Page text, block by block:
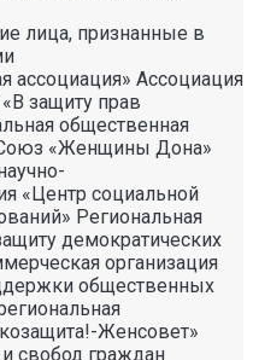
лица, признанные в
Нижегородская региональная общественная организация «Экологический центр «Дронт» ФОНД НЕКОММЕРЧЕСКИХ ПРОГРАММ ДМИТРИЯ ЗИМИНА «ДИНАСТИЯ» НЕКОММЕРЧЕСКАЯ ОРГАНИЗАЦИЯ НАУЧНЫЙ ФОНД ТЕОРЕТИЧЕСКИХ И ПРИКЛАДНЫХ ИССЛЕДОВАНИЙ «ЛИБЕРАЛЬНАЯ МИССИЯ» Территориальное объединение работодателей «Ефремовский районный союз промышленников и предпринимателей» Региональная общественная организация «Центр независимых исследователей Республики Алтай» ФОНД "СИБИРСКИЙ ЦЕНТР ПОДДЕРЖКИ ОБЩЕСТВЕННЫХ ИНИЦИАТИВ" РЕСПУБЛИКАНСКАЯ МОЛОДЕЖНАЯ ОБЩЕСТВЕННАЯ ОРГАНИЗАЦИЯ «НУОРИ КАРЬЯЛА» («МОЛОДАЯ КАРЕЛИЯ) МЕЖРЕГИОНАЛЬНЫЙ ОБЩЕСТВЕННЫЙ ФОНД МИРА НА ЮГЕ И СЕВЕРНОМ КАВКАЗЕ Автономная некоммерческая организация «Центр независимых социологических исследований» Автономная некоммерческая организация «Центр информации «ФРИИНФОРМ» Региональная общественная организация содействия охране репродуктивного здоровья граждан «Народонаселение и Развитие» Алтайская краевая общественная организация «Геблеровское экологическое общество» АССОЦИАЦИЯ «СОДЕЙСТВИЕ В ПРАВОВОЙ ЗАЩИТЕ НАСЕЛЕНИЯ «ПРАВОВАЯ ОСНОВА» Межрегиональная общественная организация «Северная природоохранная коалиция» КОМИ РЕГИОНАЛЬНАЯ ОБЩЕСТВЕННАЯ ОРГАНИЗАЦИЯ «КОМИССИЯ ПО ЗАЩИТЕ ПРАВ ЧЕЛОВЕКА «МЕМОРИАЛ» Алтайский краевой эколого- культурный общественный фонд «Алтай-21век» МЕЖРЕГИОНАЛЬНЫЙ ОБЩЕСТВЕННЫЙ ФОНД СОДЕЙСТВИЯ РАЗВИТИЮ ГРАЖДАНСКОГО ОБЩЕСТВА «ГОЛОС – УРАЛ» ФОНД ПОДДЕРЖКИ СРЕДСТВ МАССОВОЙ ИНФОРМАЦИИ «СРЕДА» Нижегородская областная социально- экологическая общественная организация «Зеленый мир» ФОНД «ГРАЖДАНСКОЕ ДЕЙСТВИЕ» Некоммерческое партнерство «Альянс фондов местных сообществ Пермского края» Кабардино-Балкарский республиканский общественный правозащитный центр Региональное отделение Общероссийского общественного движения «За права человека» ЧЕЧЕНСКАЯ РЕГИОНАЛЬНАЯ ОБЩЕСТВЕННАЯ ОРГАНИЗАЦИЯ «ПРАВОЗАЩИТНЫЙ ЦЕНТР ЧЕЧЕНСКОЙ РЕСПУБЛИКИ» Межрегиональный общественный экологический фонд «ИСАР-СИБИРЬ» ОБЩЕСТВЕННАЯ ОРГАНИЗАЦИЯ «ПЕРМСКИЙ РЕГИОНАЛЬНЫЙ ПРАВОЗАЩИТНЫЙ ЦЕНТР» Региональная общественная организация по улучшению качества жизни общества «Сибирская линия жизни» Фонд в поддержку демократии «ГОЛОС» Региональная общественная организация «Еврейский общинный культурный центр Рязанской области «Хесед-Тшува» Региональная общественная организация «Экологическая вахта Сахалина» Региональная общественная организация «Экологическая вахта Сахалина» Автономная некоммерческая организация «Информационно- исследовательский центр «Ясавэй Манзара» Межрегиональная общественная благотворительная организация «Общество защиты прав потребителей и охраны окружающей среды «ПРИНЦИПЪ» Автономная некоммерческая организация «Дальневосточный центр развития гражданских инициатив и социального партнерства» Союз общественных объединений «Российский исследовательский центр по правам человека» Фонд содействия развитию гражданского общества и правам человека «Женщины Дона» Красноярское региональное экологическое общественное движение «Друзья сибирских лесов» Омская городская общественная организация «Фотоклуб «Со-бытие» Региональное общественное учреждение научно-информационный центр «МЕМОРИАЛ» Иркутская региональная общественная организация «Байкальская Экологическая Волна» Некоммерческая организация «Фонд защиты гласности» Автономная некоммерческая организация «Институт прав человека» Межрегиональная общественная организация «Центр содействия коренным малочисленным народам Севера» Местная общественная благотворительная экологическая организация Зеленый Мир Автономная некоммерческая организация «Правозащитная организация «МАШР» Калининградская региональная общественная организация содействия развитию женского сообщества «Мир женщины» Региональная общественная организация «Информационно- исследовательский центр «Панорама» Забайкальское краевое общественное учреждение «Общественный экологический центр «Даурия» Городская общественная организация «Екатеринбургское общество «МЕМОРИАЛ» Межрегиональная общественная организация «Комитет по предотвращению пыток» Межрегиональная общественная организация «Бюро общественных расследований» Нижегородская региональная общественная организация «Институт прогнозирования и урегулирования политических конфликтов» Городская общественная организация «Рязанское историко- просветительское и правозащитное общество «Мемориал» (Рязанский Мемориал) Санкт-Петербургская общественная организация «Общество содействия социальной защите граждан «Петербургская ЭГИДА» Челябинский региональный орган общественной самодеятельности